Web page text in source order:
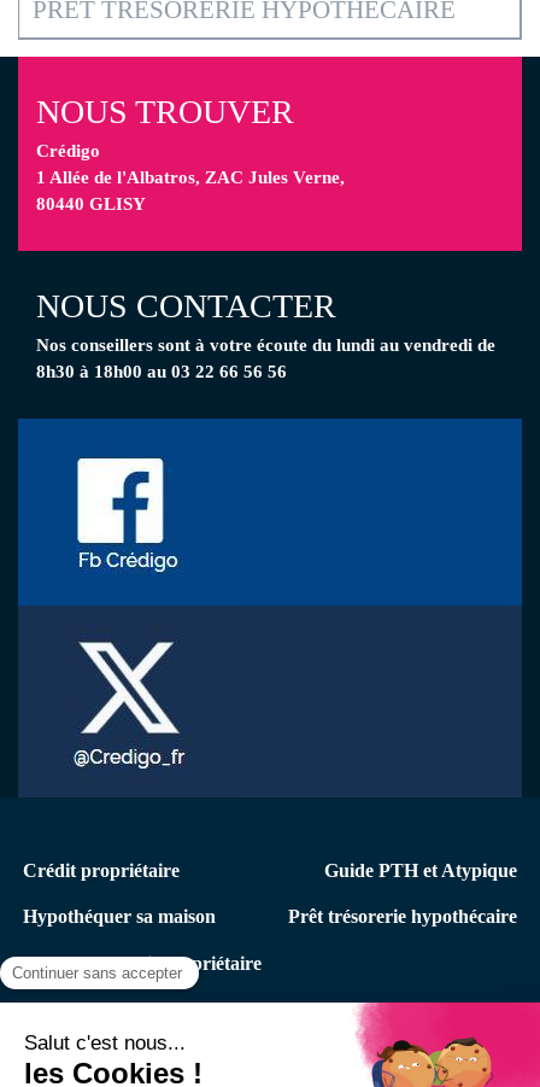
PRÊT TRÉSORERIE HYPOTHÉCAIRE
NOUS TROUVER
Crédigo
1 Allée de l'Albatros, ZAC Jules Verne,
80440 GLISY
NOUS CONTACTER
Nos conseillers sont à votre écoute du lundi au vendredi de
8h30 à 18h00 au 03 22 66 56 56
Menu
pth
Crédit propriétaire Guide PTH et Atypique
Hypothéquer sa maison Prêt trésorerie hypothécaire
Rachat de crédit propriétaire
Menu
du
Qui sommes-nous ?